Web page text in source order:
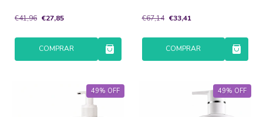
€41,96 €27,85
COMPRAR
€67,14 €33,41
COMPRAR
49% OFF 49% OFF